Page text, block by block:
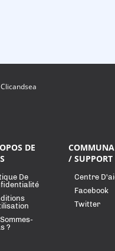
DE
De
?
/ SUPPORT
Centre
Facebook
Twitter